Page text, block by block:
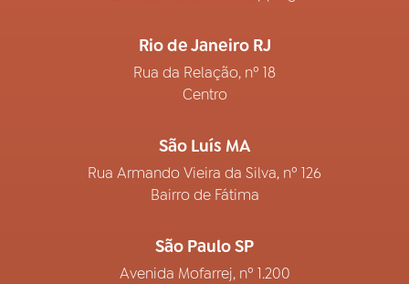
Rio de Janeiro RJ
Rua da Relação, nº 18
Centro
São Luís MA
Rua Armando Vieira da Silva, nº 126
Bairro de Fátima
São Paulo SP
Avenida Mofarrej, nº 1.200